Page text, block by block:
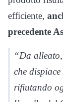
efficiente,
precedente
“Da
che
rifiutando